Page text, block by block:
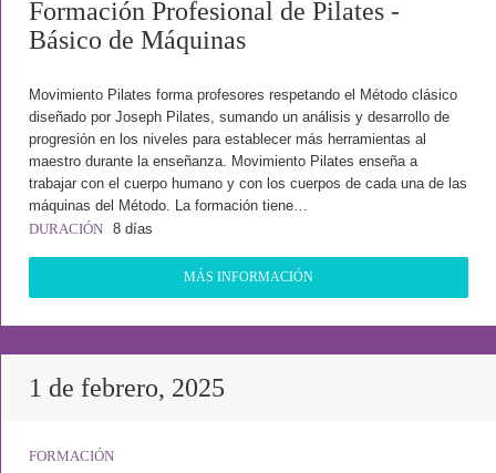
Formación Profesional de Pilates -
Básico de Máquinas
Movimiento Pilates forma profesores respetando el Método clásico
diseñado por Joseph Pilates, sumando un análisis y desarrollo de
progresión en los niveles para establecer más herramientas al
maestro durante la enseñanza. Movimiento Pilates enseña a
trabajar con el cuerpo humano y con los cuerpos de cada una de las
máquinas del Método. La formación tiene…
DURACIÓN
8 días
MÁS INFORMACIÓN
1 de febrero, 2025
FORMACIÓN